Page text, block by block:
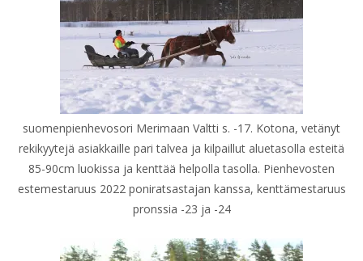
suomenpienhevosori Merimaan Valtti s. -17. Kotona, vetänyt
rekikyytejä asiakkaille pari talvea ja kilpaillut aluetasolla esteitä
85-90cm luokissa ja kenttää helpolla tasolla. Pienhevosten
estemestaruus 2022 poniratsastajan kanssa, kenttämestaruus
pronssia -23 ja -24